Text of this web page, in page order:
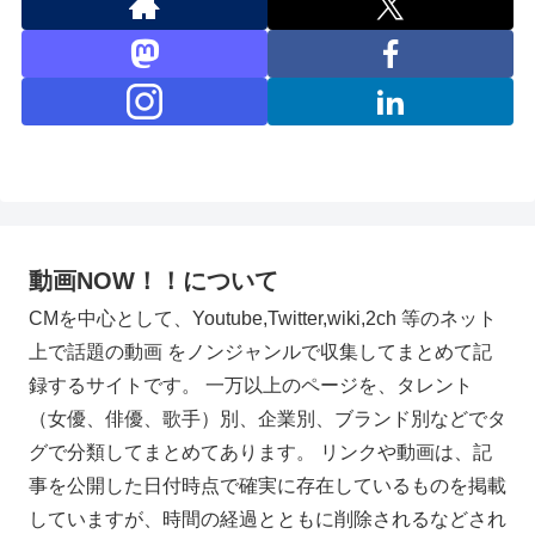
動画NOW！！について
CMを中心として、Youtube,Twitter,wiki,2ch 等のネット
上で話題の動画 をノンジャンルで収集してまとめて記
録するサイトです。 一万以上のページを、タレント
（女優、俳優、歌手）別、企業別、ブランド別などでタ
グで分類してまとめてあります。 リンクや動画は、記
事を公開した日付時点で確実に存在しているものを掲載
していますが、時間の経過とともに削除されるなどされ